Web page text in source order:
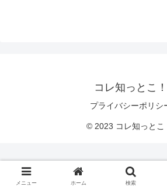
コレ知っとこ！
プライバシーポリシ
© 2023 コレ知っとこ
メニュー ホーム 検索